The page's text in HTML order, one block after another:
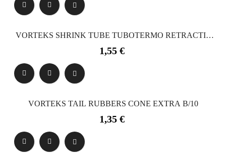
VORTEKS SHRINK TUBE TUBOTERMO RETRACTIL
Precio
1,55 €
VORTEKS TAIL RUBBERS CONE EXTRA B/10
Precio
1,35 €